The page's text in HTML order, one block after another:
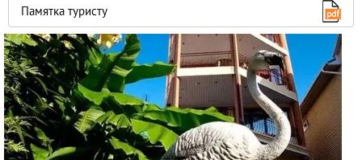
Проезд без проживания
Вылеты из Нижнего Новгорода
Горящие туры
Раннее бронирование
Железнодорожные туры
Круизы
Памятка туристу